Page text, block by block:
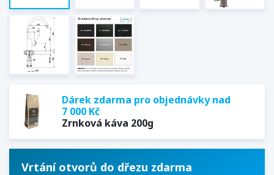
Dárek zdarma pro objednávky nad
7 000 Kč
Zrnková káva 200g
Vrtání otvorů do dřezu zdarma